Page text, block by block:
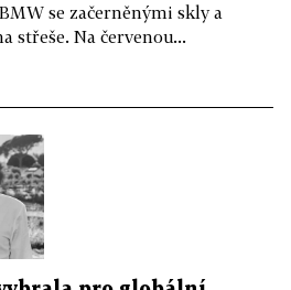
se začerněnými skly a
střeše. Na červenou...